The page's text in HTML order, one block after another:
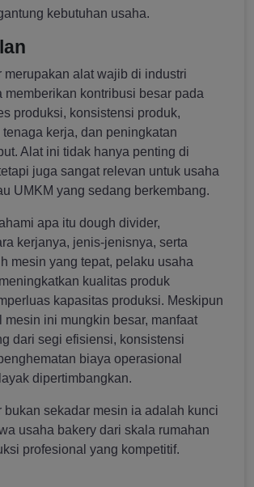
kebutuhan usaha.
merupakan alat wajib di industri
memberikan kontribusi besar pada
produksi, konsistensi produk,
kerja, dan peningkatan
Alat ini tidak hanya penting di
juga sangat relevan untuk usaha
UMKM yang sedang berkembang.
apa itu dough divider,
kerjanya, jenis-jenisnya, serta
mesin yang tepat, pelaku usaha
kualitas produk
kapasitas produksi. Meskipun
mesin ini mungkin besar, manfaat
dari segi efisiensi, konsistensi
biaya operasional
dipertimbangkan.
bukan sekadar mesin ia adalah kunci
usaha bakery dari skala rumahan
profesional yang kompetitif.